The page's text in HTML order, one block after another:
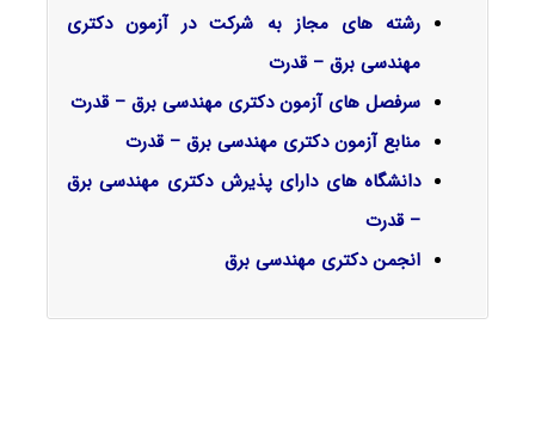
رشته های مجاز به شرکت در آزمون دکتری
مهندسی برق – قدرت
سرفصل‌ های آزمون دکتری مهندسی برق – قدرت
منابع آزمون دکتری مهندسی برق – قدرت
دانشگاه های دارای پذیرش دکتری مهندسی برق
– قدرت
انجمن دکتری مهندسی برق